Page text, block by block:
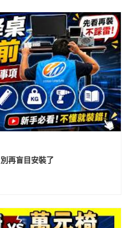
再盲目安裝了